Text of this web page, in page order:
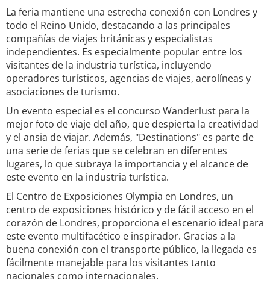
La feria mantiene una estrecha conexión con Londres y
todo el Reino Unido, destacando a las principales
compañías de viajes británicas y especialistas
independientes. Es especialmente popular entre los
visitantes de la industria turística, incluyendo
operadores turísticos, agencias de viajes, aerolíneas y
asociaciones de turismo.
Un evento especial es el concurso Wanderlust para la
mejor foto de viaje del año, que despierta la creatividad
y el ansia de viajar. Además, "Destinations" es parte de
una serie de ferias que se celebran en diferentes
lugares, lo que subraya la importancia y el alcance de
este evento en la industria turística.
El Centro de Exposiciones Olympia en Londres, un
centro de exposiciones histórico y de fácil acceso en el
corazón de Londres, proporciona el escenario ideal para
este evento multifacético e inspirador. Gracias a la
buena conexión con el transporte público, la llegada es
fácilmente manejable para los visitantes tanto
nacionales como internacionales.